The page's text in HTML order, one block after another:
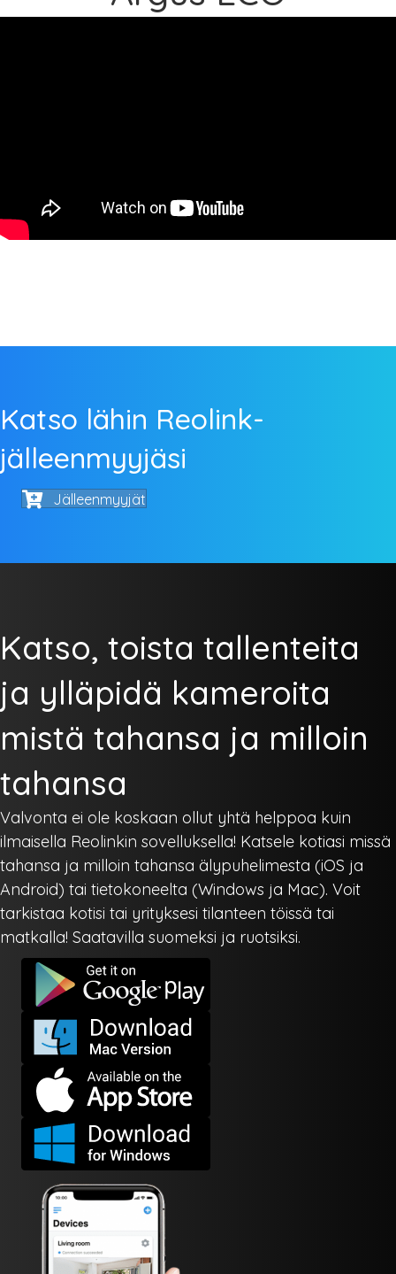
Katso lähin Reolink-
jälleenmyyjäsi
Jälleenmyyjät
Katso, toista tallenteita
ja ylläpidä kameroita
mistä tahansa ja milloin
tahansa
Valvonta ei ole koskaan ollut yhtä helppoa kuin
ilmaisella Reolinkin sovelluksella! Katsele kotiasi missä
tahansa ja milloin tahansa älypuhelimesta (iOS ja
Android) tai tietokoneelta (Windows ja Mac). Voit
tarkistaa kotisi tai yrityksesi tilanteen töissä tai
matkalla! Saatavilla suomeksi ja ruotsiksi.